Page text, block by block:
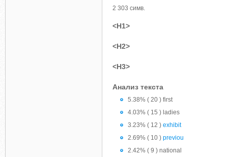
2 303 симв.
<H1>
<H2>
<H3>
Анализ текста
5.38% ( 20 ) first
4.03% ( 15 ) ladies
3.23% ( 12 ) exhibit
2.69% ( 10 ) previou
2.42% ( 9 ) national